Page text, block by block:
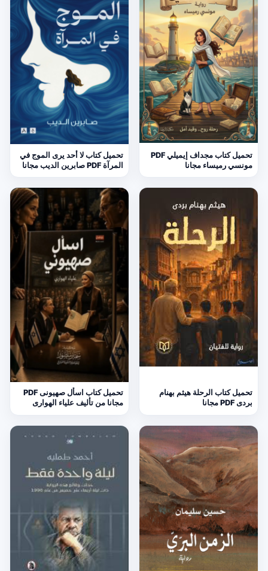
تحميل كتاب مجداف إيميلي PDF
مونسي رميساء مجانا
تحميل كتاب لا أحد يرى الموج في
المرآة PDF صابرين الديب مجانا
تحميل كتاب الرحلة هيثم بهنام
بردى PDF مجانا
تحميل كتاب اسأل صهيونى PDF
مجانا من تأليف علياء الهوارى